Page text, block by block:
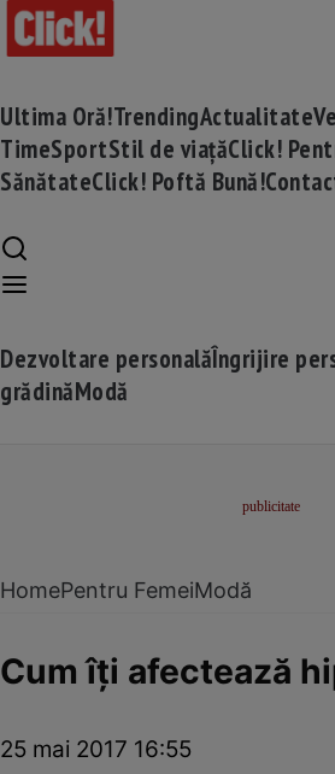
Ultima Oră!TrendingActualitate
TimeSportStil de viațăClick!
SănătateClick! Poftă Bună!
Dezvoltare personalăÎngrijire
grădinăModă
HomePentru FemeiModă
Cum îţi afectează
25 mai 2017 16:55